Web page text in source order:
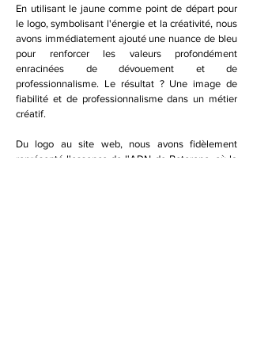
En utilisant le jaune comme point de départ pour
le logo, symbolisant l'énergie et la créativité, nous
avons immédiatement ajouté une nuance de bleu
pour renforcer les valeurs profondément
enracinées de dévouement et de
professionnalisme. Le résultat ? Une image de
fiabilité et de professionnalisme dans un métier
créatif.
Du logo au site web, nous avons fidèlement
représenté l'essence de l'ADN de Betoreno, où la